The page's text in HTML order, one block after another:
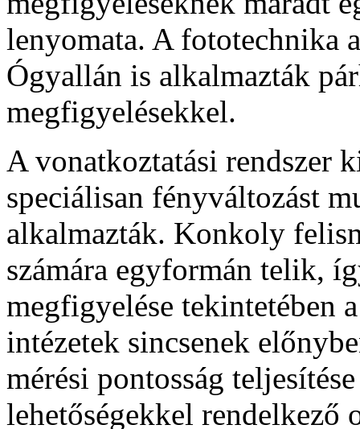
lenyomata. A fototechnika
Ógyallán is alkalmazták
megfigyelésekkel.
A vonatkoztatási rendszer
speciálisan fényváltozást
alkalmazták. Konkoly
számára egyformán telik,
megfigyelése tekintetében
intézetek sincsenek
mérési pontosság
lehetőségekkel rendelkező